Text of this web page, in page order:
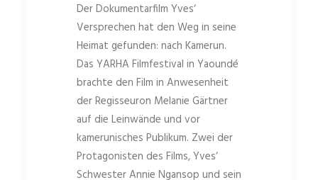
Der Dokumentarfilm Yves‘
Versprechen hat den Weg in seine
Heimat gefunden: nach Kamerun.
Das YARHA Filmfestival in Yaoundé
brachte den Film in Anwesenheit
der Regisseuron Melanie Gärtner
auf die Leinwände und vor
kamerunisches Publikum. Zwei der
Protagonisten des Films, Yves‘
Schwester Annie Ngansop und sein